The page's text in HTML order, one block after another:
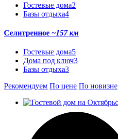
Гостевые дома2
Базы отдыха4
Селитренное ~157 км
Гостевые дома5
Дома под ключ3
Базы отдыха3
Рекомендуем По цене По новизне